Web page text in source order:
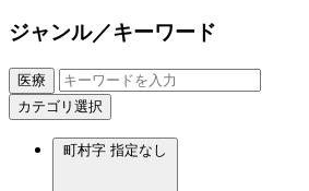
ジャンル／キーワード
医療
カテゴリ選択
町村字 指定なし